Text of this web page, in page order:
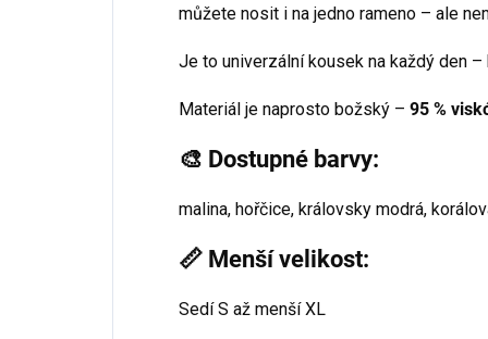
můžete nosit i na jedno rameno – ale
Je to univerzální kousek na každý den
Materiál je naprosto božský – 95 %
🎨 Dostupné barvy:
malina, hořčice, královsky modrá,
📏 Menší velikost:
Sedí S až menší XL